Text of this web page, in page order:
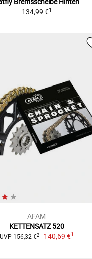
134,99 €1
AFAM
KETTENSATZ 520
UVP 156,32 €2 140,69 €1